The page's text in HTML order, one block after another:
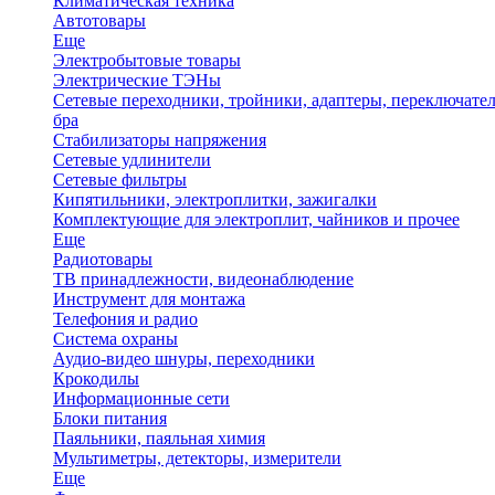
Автотовары
Еще
Электробытовые товары
Электрические ТЭНы
Сетевые переходники, тройники, адаптеры,
бра
Стабилизаторы напряжения
Сетевые удлинители
Сетевые фильтры
Кипятильники, электроплитки, зажигалки
Комплектующие для электроплит, чайников и прочее
Еще
Радиотовары
ТВ принадлежности, видеонаблюдение
Инструмент для монтажа
Телефония и радио
Система охраны
Аудио-видео шнуры, переходники
Крокодилы
Информационные сети
Блоки питания
Паяльники, паяльная химия
Мультиметры, детекторы, измерители
Еще